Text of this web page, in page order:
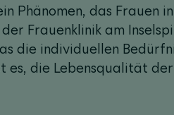
Phänomen, das Frauen
Frauenklinik am
die individuellen
es, die Lebensqualität der